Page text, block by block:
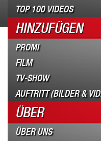
TOP 100 VIDEOS
HINZUFÜGEN
PROMI
FILM
TV-SHOW
AUFTRITT (BILDER &
ÜBER
ÜBER UNS